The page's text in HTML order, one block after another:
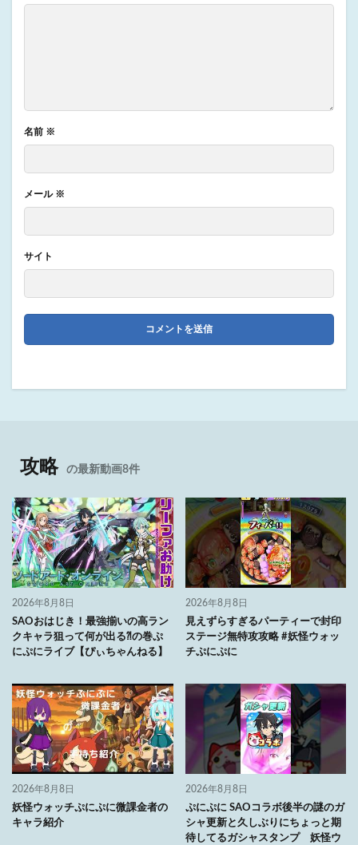
名前 ※
メール ※
サイト
攻略 の最新動画8件
2026年8月8日
SAOおはじき！最強揃いの高ラン
クキャラ狙って何が出る⁈の巻ぷ
にぷにライブ【ぴぃちゃんねる】
2026年8月8日
見えずらすぎるパーティーで封印
ステージ無特攻攻略 #妖怪ウォッ
チぷにぷに
2026年8月8日
妖怪ウォッチぷにぷに微課金者の
キャラ紹介
2026年8月8日
ぷにぷに SAOコラボ後半の謎のガ
シャ更新と久しぶりにちょっと期
待してるガシャスタンプ 妖怪ウ